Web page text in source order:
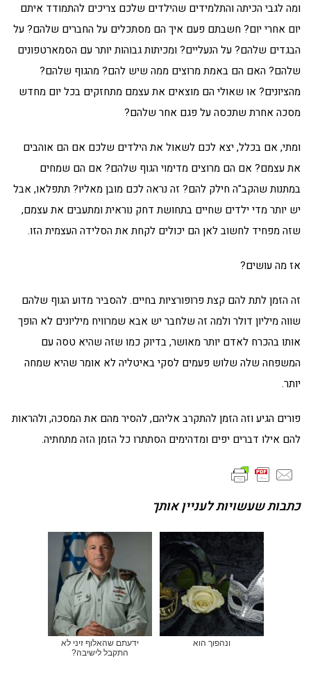
ומה לגבי הכיתה והתלמידים שהילדים שלכם צריכים להתמודד איתם
יום אחרי יום? חשבתם פעם איך הם מסתכלים על החברים שלהם? על
הבגדים שלהם? על הנעליים? ומכיתות גבוהות יותר עם הסמארטפונים
שלהם? האם הם באמת מרוצים ממה שיש להם? מהגוף שלהם?
מהציונים? או שאולי הם מוצאים את עצמם מתחזקים בכל יום מחדש
מסכה אחרת שתכסה על פגם אחר שלהם?
ומתי, אם בכלל, יצא לכם לשאול את הילדים שלכם אם הם אוהבים
את עצמם? אם הם מרוצים מדימוי הגוף שלהם? אם הם שמחים
במתנות שהקב"ה חילק להם? זה נראה לכם מובן מאליו? תתפלאו, אבל
יש יותר מדי ילדים שחיים בתחושת דחק נוראית ומתעבים את עצמם,
שזה מפחיד לחשוב לאן הם יכולים לקחת את הסלידה העצמית הזו.
אז מה עושים?
זה הזמן לתת להם קצת פרופורציות בחיים. להסביר מדוע הגוף שלהם
שווה מיליון דולר ולמה זה שלחבר יש אבא שמרוויח מיליונים לא הופך
אותו בהכרח לאדם יותר מאושר, בדיוק כמו שזה שהיא טסה עם
המשפחה שלה שלוש פעמים לסקי באיטליה לא אומר שהיא שמחה
יותר.
פורים הגיע וזה הזמן להתקרב אליהם, להסיר מהם את המסכה, ולהראות
להם אילו דברים יפים ומדהימים הסתתרו כל הזמן הזה מתחתיה.
כתבות שעשויות לעניין אותך
ונהפוך הוא
ידעתם שהאלוף זיני לא
התקבל לישיבה?